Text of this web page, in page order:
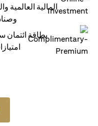
المالية العالمية
بطاقة ائتمان